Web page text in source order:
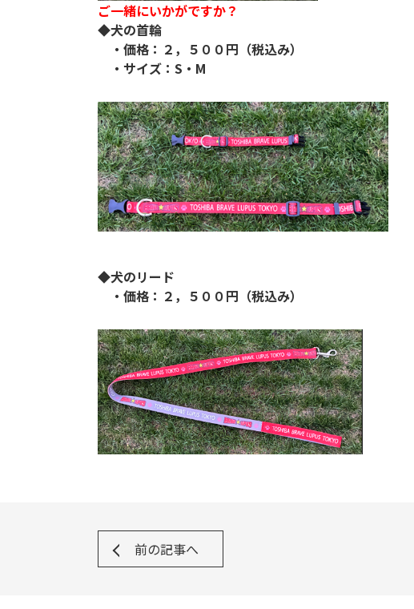
ご一緒にいかがですか？
◆犬の首輪
・価格：２，５００円（税込み）
・サイズ：S・M
◆犬のリード
・価格：２，５００円（税込み）
前の記事へ